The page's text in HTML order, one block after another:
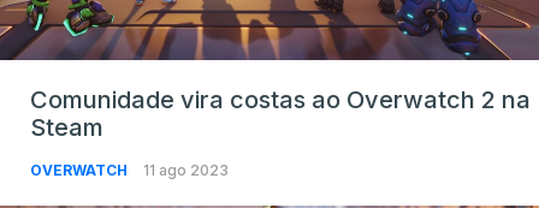
Comunidade vira costas ao Overwatch 2 na
Steam
OVERWATCH 11 ago 2023